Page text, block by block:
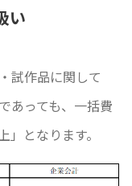
い
試作品に関して
あっても、一括費
となります。